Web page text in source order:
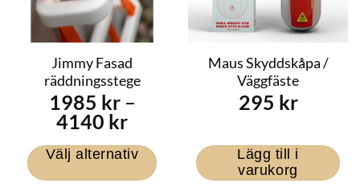
Jimmy Fasad
räddningsstege
1985 kr –
4140 krPrisintervall:
1985 kr
till
4140 kr
Välj alternativ
Maus Skyddskåpa /
Väggfäste
295 kr
Lägg till i
varukorg